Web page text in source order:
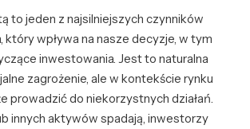
to jeden z najsilniejszych czynników
który wpływa na nasze decyzje, w tym
inwestowania. Jest to naturalna
zagrożenie, ale w kontekście rynku
prowadzić do niekorzystnych działań.
innych aktywów spadają, inwestorzy